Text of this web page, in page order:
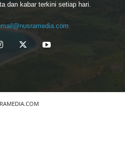
dan kabar terkini setiap hari.